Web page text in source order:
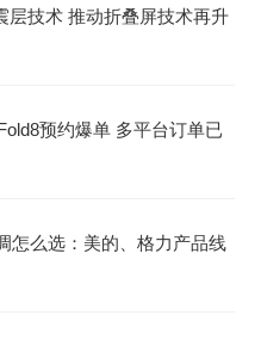
层技术 推动折叠屏技术再升
预约爆单 多平台订单已
怎么选：美的、格力产品线